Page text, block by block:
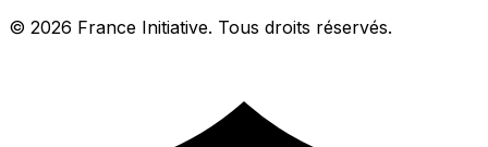
© 2026 France Initiative. Tous droits réservés.